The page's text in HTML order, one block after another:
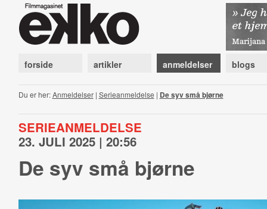
forside artikler anmeldelser blogs
Du er her:Anmeldelser| Serieanmeldelse | De syv små bjørne
SERIEANMELDELSE
23. JULI 2025 | 20:56
De syv små bjørne